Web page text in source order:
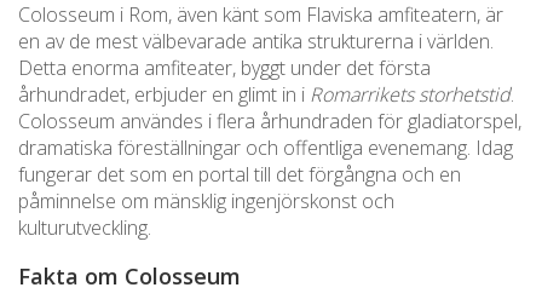
Colosseum i Rom, även känt som Flaviska amfiteatern, är
en av de mest välbevarade antika strukturerna i världen.
Detta enorma amfiteater, byggt under det första
århundradet, erbjuder en glimt in i Romarrikets storhetstid.
Colosseum användes i flera århundraden för gladiatorspel,
dramatiska föreställningar och offentliga evenemang. Idag
fungerar det som en portal till det förgångna och en
påminnelse om mänsklig ingenjörskonst och
kulturutveckling.
Fakta om Colosseum